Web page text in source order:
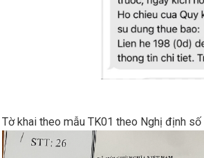
Tờ khai theo mẫu TK01 theo Nghị định